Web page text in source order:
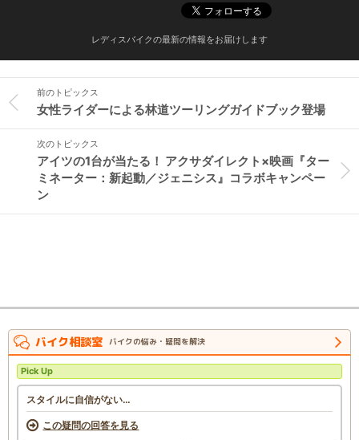
レディスバイクの最新の情報をお届けします
前のトピックス
女性ライダーによる林道ツーリングガイドブック登場
次のトピックス
アイツの1台が当たる！ アクサダイレクト×映画『ター
ミネーター：新起動／ジェニシス』コラボキャンペー
ン
バイク相談室 バイクの悩み・疑問を解決
Pick Up
スタイルに自信がない…
この疑問の回答を見る